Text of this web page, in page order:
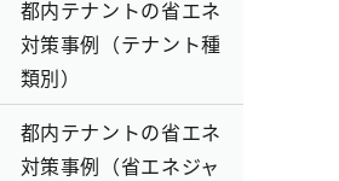
都内テナントの省エネ
対策事例（テナント種
類別）
都内テナントの省エネ
対策事例（省エネジャ